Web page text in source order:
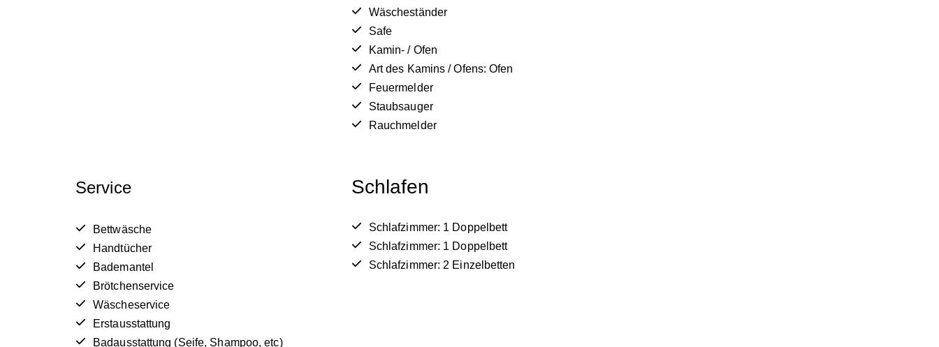
Wäscheständer
Safe
Kamin- / Ofen
Art des Kamins / Ofens: Ofen
Feuermelder
Staubsauger
Rauchmelder
Service
Bettwäsche
Handtücher
Bademantel
Brötchenservice
Wäscheservice
Erstausstattung
Badausstattung (Seife, Shampoo, etc)
Schlafen
Schlafzimmer: 1 Doppelbett
Schlafzimmer: 1 Doppelbett
Schlafzimmer: 2 Einzelbetten